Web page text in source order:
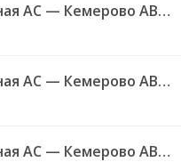
Промышленная АС — Кемерово АВ 536
Промышленная АС — Кемерово АВ 536
Промышленная АС — Кемерово АВ 536